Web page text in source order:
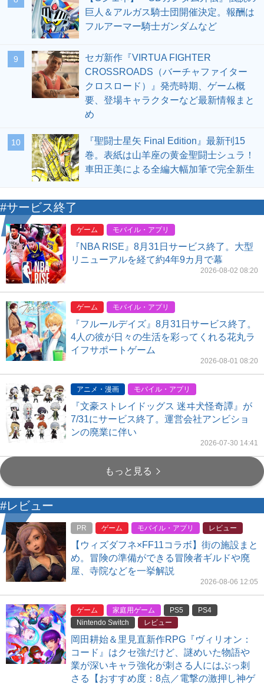
巨人＆アルガス騎士団開催決定。報酬は
フルアーマー騎士ガンダムなど
9
セガ新作『VIRTUA FIGHTER
CROSSROADS（バーチャファイター
クロスロード）』発売時期、ゲーム概
要、登場キャラクターなど最新情報まと
め
10
『聖闘士星矢 Final Edition』最新刊15
巻。表紙は山羊座の黄金聖闘士シュラ！
車田正美による全編大幅加筆で完全新生
#サービス終了
ゲーム モバイル・アプリ
『NBA RISE』8月31日サービス終了。大型
リニューアルを経て約4年9カ月で幕
2026-08-02 08:20
ゲーム モバイル・アプリ
『フルールデイズ』8月31日サービス終了。
4人の彼が日々の生活を彩ってくれる花丸ラ
イフサポートゲーム
2026-08-01 08:20
アニメ・漫画 モバイル・アプリ
『文豪ストレイドッグス 迷ヰ犬怪奇譚』が
7/31にサービス終了。運営会社アンビショ
ンの廃業に伴い
2026-07-30 14:41
もっと見る
#レビュー
PR ゲーム モバイル・アプリ レビュー
【ウィズダフネ×FF11コラボ】街の施設まと
め。冒険の準備ができる冒険者ギルドや廃
屋、寺院などを一挙解説
2026-08-06 12:05
ゲーム 家庭用ゲーム PS5
PS4
Nintendo Switch
レビュー
岡田耕始＆里見直新作RPG『ヴィリオン：
コード』はクセ強だけど、謎めいた物語や
業が深いキャラ強化が刺さる人にはぶっ刺
さる【おすすめ度：8点／電撃の激押し神ゲ